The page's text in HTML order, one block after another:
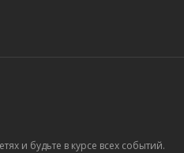
и будьте в курсе всех событий.